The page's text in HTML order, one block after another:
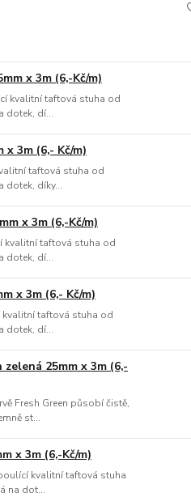
x 3m (6,-Kč/m)
kvalitní taftová stuha od
dotek, dí...
3m (6,- Kč/m)
taftová stuha od
dotek, díky...
x 3m (6,-Kč/m)
kvalitní taftová stuha od
dotek, dí...
x 3m (6,- Kč/m)
taftová stuha od
dotek, dí...
25mm x 3m (6,-
Fresh Green působí čistě,
st...
x 3m (6,-Kč/m)
kvalitní taftová stuha
na dot...